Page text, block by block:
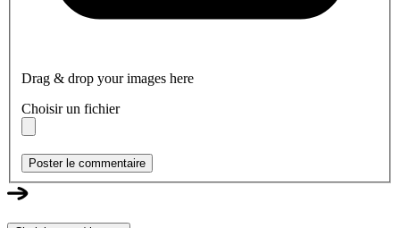
Drag & drop your images here
Choisir un fichier
Poster le commentaire